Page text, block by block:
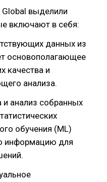
выделили
включают в себя:
данных из
основополагающее
качества и
анализа.
анализ собранных
обучения (ML)
информацию для